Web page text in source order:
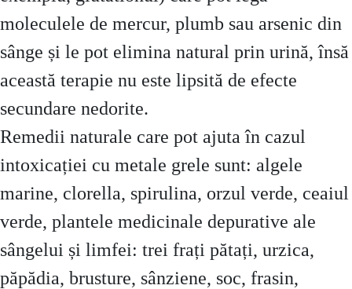
moleculele de mercur, plumb sau arsenic din
sânge și le pot elimina natural prin urină, însă
această terapie nu este lipsită de efecte
secundare nedorite.
Remedii naturale care pot ajuta în cazul
intoxicației cu metale grele sunt: algele
marine, clorella, spirulina, orzul verde, ceaiul
verde, plantele medicinale depurative ale
sângelui și limfei: trei frați pătați, urzica,
păpădia, brusture, sânziene, soc, frasin,